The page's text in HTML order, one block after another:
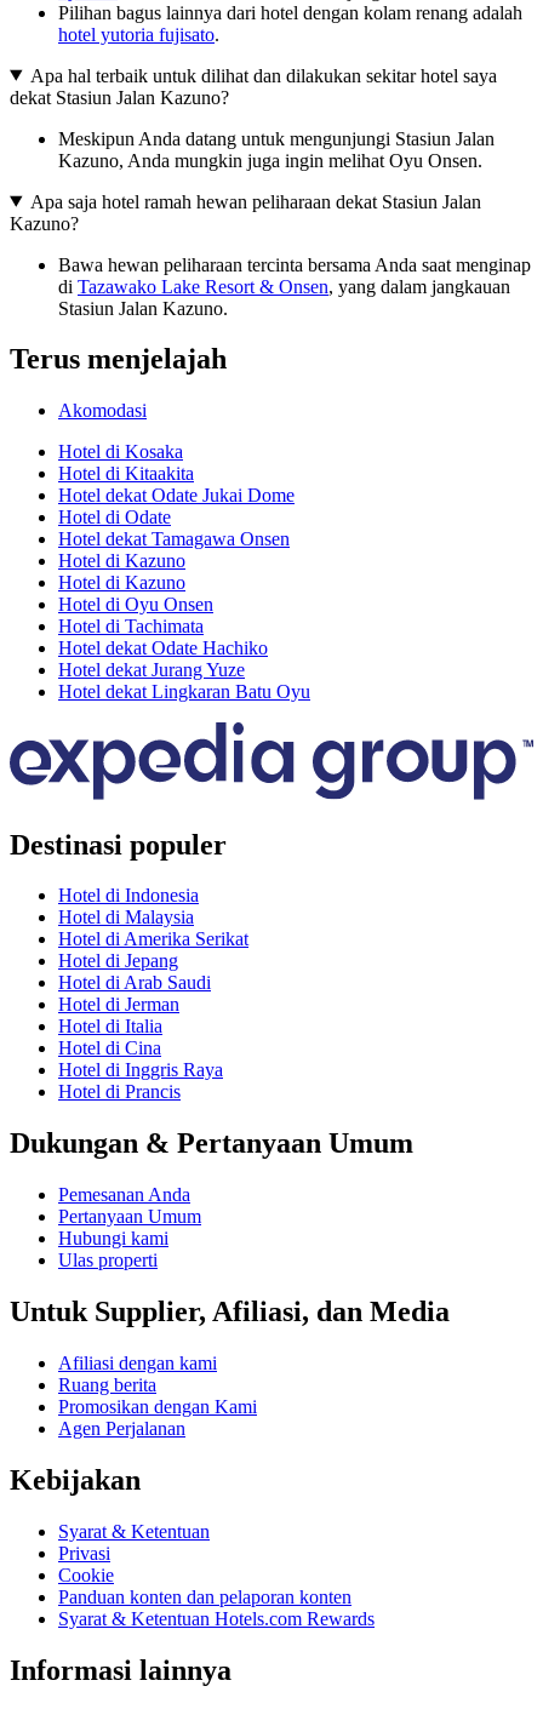
Pilihan bagus lainnya dari hotel dengan kolam renang adalah
hotel yutoria fujisato.
Apa hal terbaik untuk dilihat dan dilakukan sekitar hotel saya
dekat Stasiun Jalan Kazuno?
Meskipun Anda datang untuk mengunjungi Stasiun Jalan
Kazuno, Anda mungkin juga ingin melihat Oyu Onsen.
Apa saja hotel ramah hewan peliharaan dekat Stasiun Jalan
Kazuno?
Bawa hewan peliharaan tercinta bersama Anda saat menginap
di Tazawako Lake Resort & Onsen, yang dalam jangkauan
Stasiun Jalan Kazuno.
Terus menjelajah
Akomodasi
Hotel di Kosaka
Hotel di Kitaakita
Hotel dekat Odate Jukai Dome
Hotel di Odate
Hotel dekat Tamagawa Onsen
Hotel di Kazuno
Hotel di Kazuno
Hotel di Oyu Onsen
Hotel di Tachimata
Hotel dekat Odate Hachiko
Hotel dekat Jurang Yuze
Hotel dekat Lingkaran Batu Oyu
Destinasi populer
Hotel di Indonesia
Hotel di Malaysia
Hotel di Amerika Serikat
Hotel di Jepang
Hotel di Arab Saudi
Hotel di Jerman
Hotel di Italia
Hotel di Cina
Hotel di Inggris Raya
Hotel di Prancis
Dukungan & Pertanyaan Umum
Pemesanan Anda
Pertanyaan Umum
Hubungi kami
Ulas properti
Untuk Supplier, Afiliasi, dan Media
Afiliasi dengan kami
Ruang berita
Promosikan dengan Kami
Agen Perjalanan
Kebijakan
Syarat & Ketentuan
Privasi
Cookie
Panduan konten dan pelaporan konten
Syarat & Ketentuan Hotels.com Rewards
Informasi lainnya